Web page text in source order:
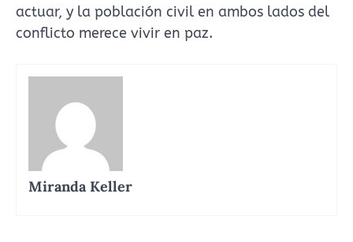
actuar, y la población civil en ambos lados del
conflicto merece vivir en paz.
Miranda Keller